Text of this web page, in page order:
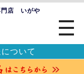
門店 いがや
ついて